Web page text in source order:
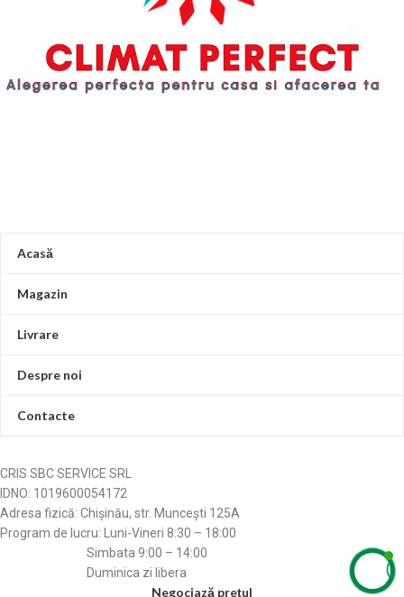
comparatie cu designul tavii de
incorporat tava de scurgere poate
reduce aderenta prafului si poate
evita apa scurgere.FLEXIBILITATE
DE PROIECTARE
Negociază prețul
Acasă
Magazin
Livrare
Despre noi
Contacte
CRIS SBC SERVICE SRL
IDNO: 1019600054172
Adresa fizică: Chișinău, str. Muncești 125A
Program de lucru: Luni-Vineri 8:30 – 18:00
Simbata 9:00 – 14:00
Duminica zi libera